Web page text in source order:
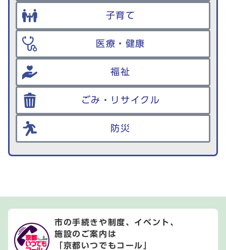
子育て
医療・健康
福祉
ごみ・リサイクル
防災
市の手続きや制度、イベント、
施設のご案内は
「京都いつでもコール」